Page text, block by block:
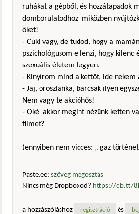
ruhákat a gépből, és hozzátapadok
domborulatodhoz, miközben
őket!
- Cuki vagy, de tudod, hogy a
pszichológusom ellenzi, hogy kilenc
szexuális életem legyen.
- Kinyírom mind a kettőt, ide nekem
- Jaj, oroszlánka, bárcsak ilyen
Nem vagy te akcióhős!
- Oké, akkor megint nézünk ketten
filmet?
(ennyiben nem vicces: „igaz
Paste.ee: szöveg megosztás
Nincs még Dropboxod? https://db.tt/
a hozzászóláshoz
regisztráció és